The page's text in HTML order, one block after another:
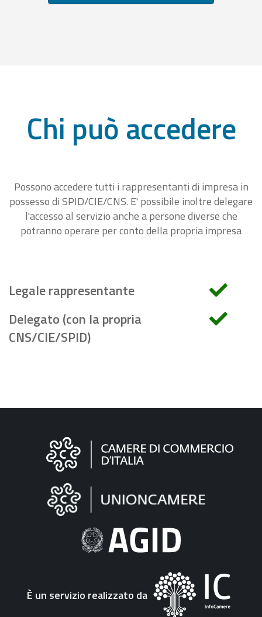
Chi può accedere
Possono accedere tutti i rappresentanti di impresa in
possesso di SPID/CIE/CNS. E' possibile inoltre delegare
l'accesso al servizio anche a persone diverse che
potranno operare per conto della propria impresa
Legale rappresentante
Delegato (con la propria
CNS/CIE/SPID)
Informazioni
"Fattura
Elettronica"
È un servizio realizzato da